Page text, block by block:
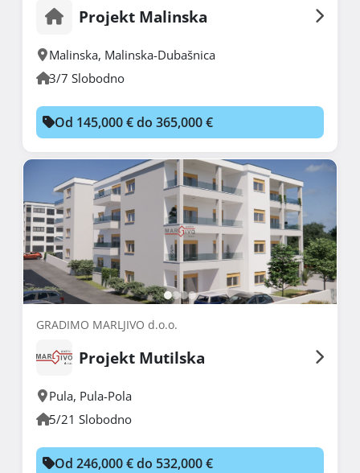
Projekt Malinska
Malinska, Malinska-Dubašnica
3/7 Slobodno
Od 145,000 € do 365,000 €
GRADIMO MARLJIVO d.o.o.
Projekt Mutilska
Pula, Pula-Pola
5/21 Slobodno
Od 246,000 € do 532,000 €